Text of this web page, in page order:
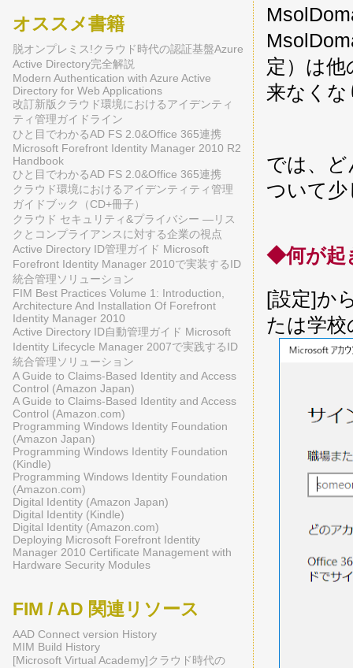
定）は他
来なく
では、
ついて
◆何が起
[設定]か
たは学
オススメ書籍
脱オンプレミス!クラウド時代の認証基盤Azure
Active Directory完全解説
Modern Authentication with Azure Active
Directory for Web Applications
改訂新版クラウド環境におけるアイデンティ
ティ管理ガイドライン
ひと目でわかるAD FS 2.0&Office 365連携
Microsoft Forefront Identity Manager 2010 R2
Handbook
ひと目でわかるAD FS 2.0&Office 365連携
クラウド環境におけるアイデンティティ管理
ガイドブック（CD+冊子）
クラウド セキュリティ&プライバシー ―リス
クとコンプライアンスに対する企業の視点
Active Directory ID管理ガイド Microsoft
Forefront Identity Manager 2010で実装するID
統合管理ソリューション
FIM Best Practices Volume 1: Introduction,
Architecture And Installation Of Forefront
Identity Manager 2010
Active Directory ID自動管理ガイド Microsoft
Identity Lifecycle Manager 2007で実践するID
統合管理ソリューション
A Guide to Claims-Based Identity and Access
Control (Amazon Japan)
A Guide to Claims-Based Identity and Access
Control (Amazon.com)
Programming Windows Identity Foundation
(Amazon Japan)
Programming Windows Identity Foundation
(Kindle)
Programming Windows Identity Foundation
(Amazon.com)
Digital Identity (Amazon Japan)
Digital Identity (Kindle)
Digital Identity (Amazon.com)
Deploying Microsoft Forefront Identity
Manager 2010 Certificate Management with
Hardware Security Modules
FIM / AD 関連リソース
AAD Connect version History
MIM Build History
[Microsoft Virtual Academy]クラウド時代の